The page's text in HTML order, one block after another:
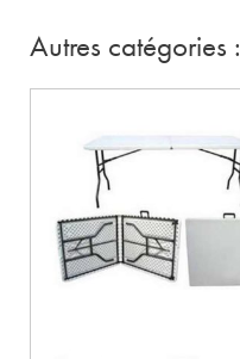
Autres catégories :